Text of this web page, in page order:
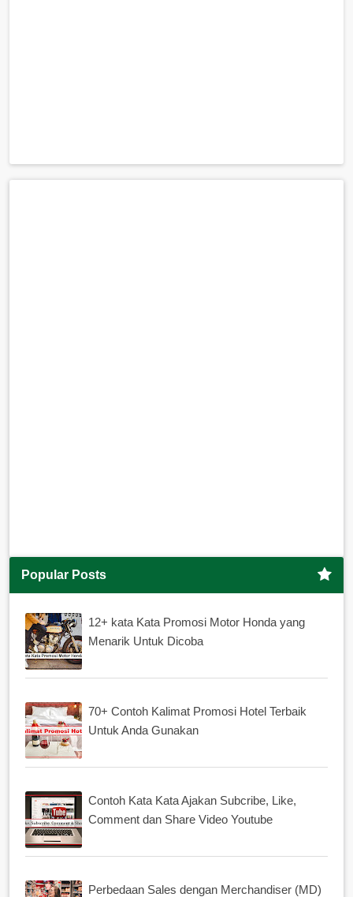
Popular Posts
12+ kata Kata Promosi Motor Honda yang
Menarik Untuk Dicoba
70+ Contoh Kalimat Promosi Hotel Terbaik
Untuk Anda Gunakan
Contoh Kata Kata Ajakan Subcribe, Like,
Comment dan Share Video Youtube
Perbedaan Sales dengan Merchandiser (MD)